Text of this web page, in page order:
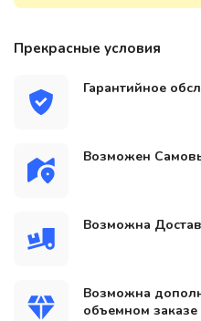
Прекрасные условия
Гарантийное
Возможен
Возможна
Возможна
объемном заказе